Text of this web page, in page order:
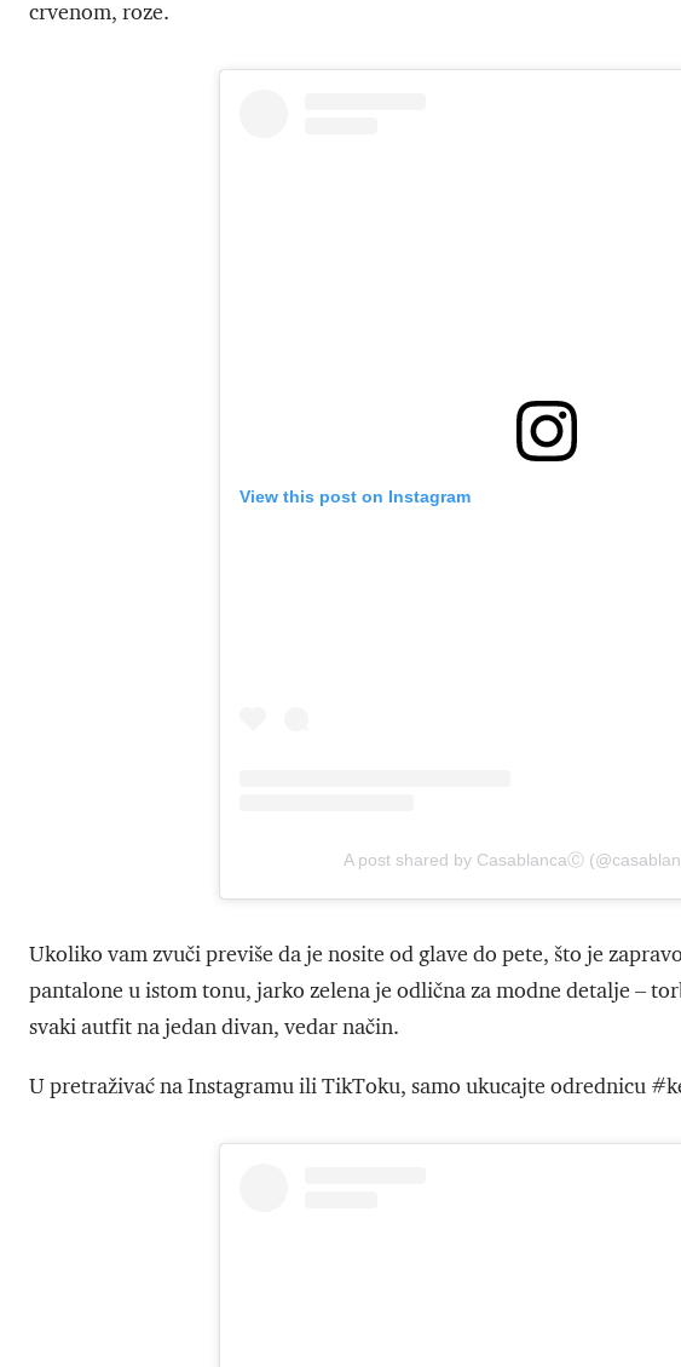
crvenom, roze.
View this post on Instagram
A post shared by CasablancaⒸ
Ukoliko vam zvuči previše da je nosite od glave do pete, što je
pantalone u istom tonu, jarko zelena je odlična za modne detalje –
svaki autfit na jedan divan, vedar način.
U pretraživać na Instagramu ili TikToku, samo ukucajte odrednicu